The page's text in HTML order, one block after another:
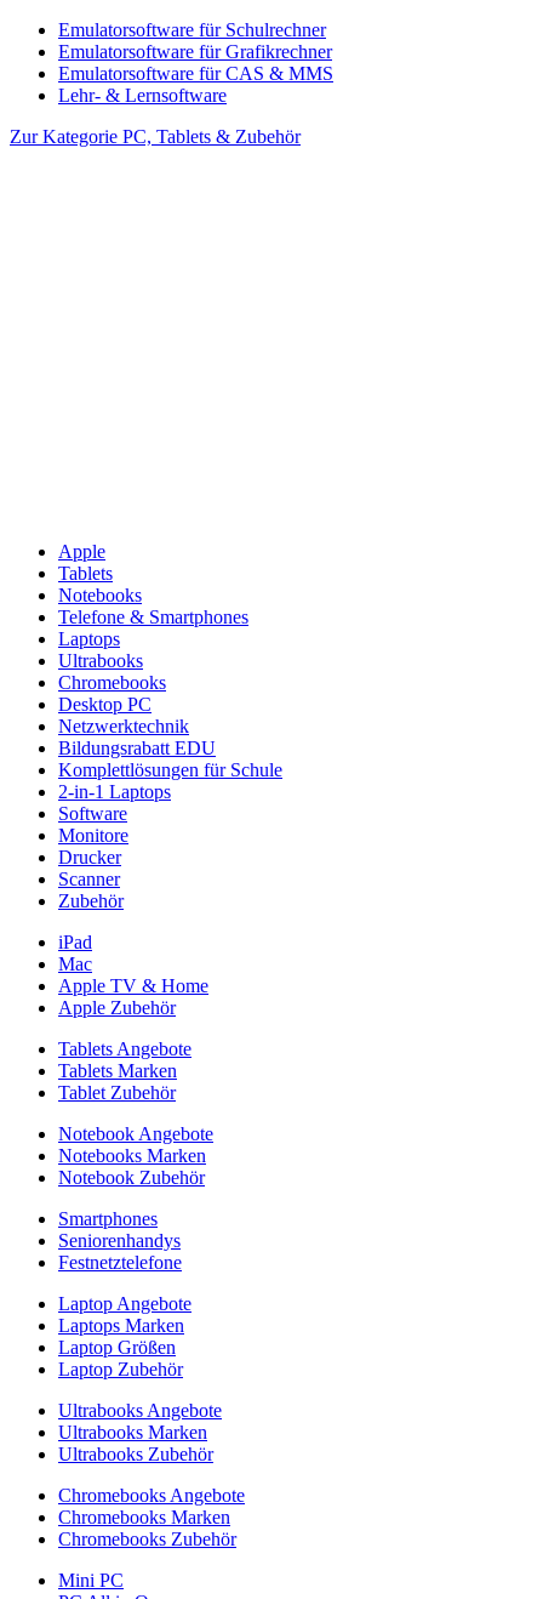
Emulatorsoftware für Schulrechner
Emulatorsoftware für Grafikrechner
Emulatorsoftware für CAS & MMS
Lehr- & Lernsoftware
Zur Kategorie PC, Tablets & Zubehör
Apple
Tablets
Notebooks
Telefone & Smartphones
Laptops
Ultrabooks
Chromebooks
Desktop PC
Netzwerktechnik
Bildungsrabatt EDU
Komplettlösungen für Schule
2-in-1 Laptops
Software
Monitore
Drucker
Scanner
Zubehör
iPad
Mac
Apple TV & Home
Apple Zubehör
Tablets Angebote
Tablets Marken
Tablet Zubehör
Notebook Angebote
Notebooks Marken
Notebook Zubehör
Smartphones
Seniorenhandys
Festnetztelefone
Laptop Angebote
Laptops Marken
Laptop Größen
Laptop Zubehör
Ultrabooks Angebote
Ultrabooks Marken
Ultrabooks Zubehör
Chromebooks Angebote
Chromebooks Marken
Chromebooks Zubehör
Mini PC